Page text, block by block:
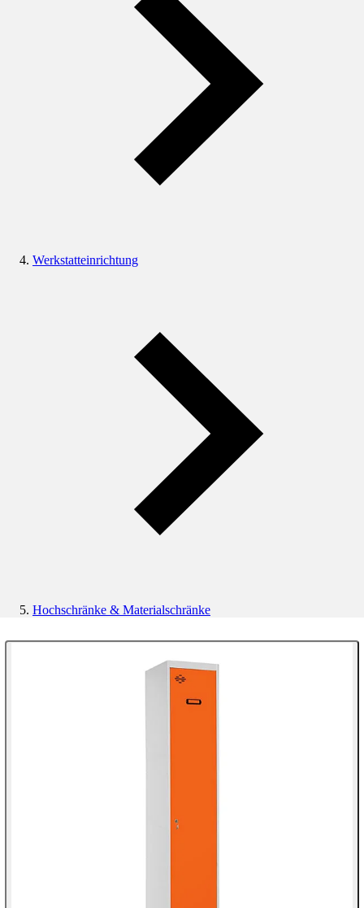
Werkstatteinrichtung
Hochschränke & Materialschränke